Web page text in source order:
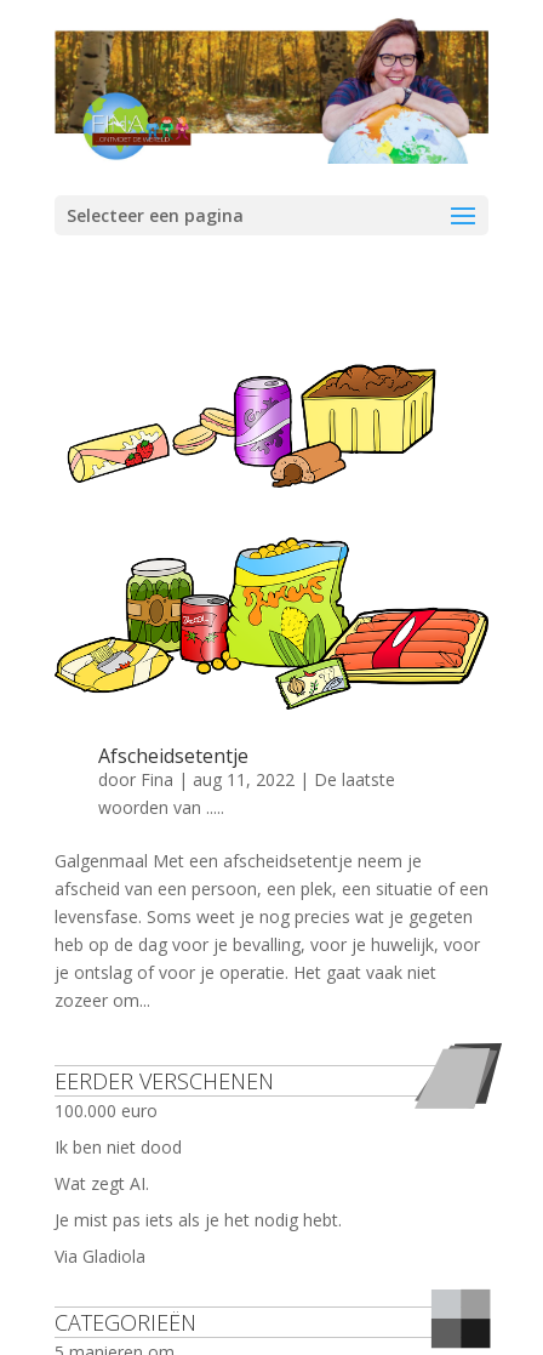
Selecteer een pagina
Afscheidsetentje
door Fina | aug 11, 2022| De laatste
woorden van .....
Galgenmaal Met een afscheidsetentje neem je
afscheid van een persoon, een plek, een situatie of een
levensfase. Soms weet je nog precies wat je gegeten
heb op de dag voor je bevalling, voor je huwelijk, voor
je ontslag of voor je operatie. Het gaat vaak niet
zozeer om...
EERDER VERSCHENEN
100.000 euro
Ik ben niet dood
Wat zegt AI.
Je mist pas iets als je het nodig hebt.
Via Gladiola
CATEGORIEËN